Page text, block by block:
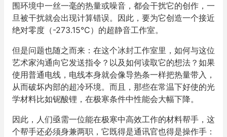
围环境中一丝一毫的热量或噪音，都会干扰它的创作，一
旦被干扰就会出现计算错误。因此，要为它创造一个接近
绝对零度（-273.15°C）的超静音工作室。
但是问题也随之而来：在这个冰封工作室里，如何与这位
艺术家沟通向它发送指令？以及如何读取它的想法？如果
使用普通电线，电线本身就会像导热条一样把热量带入，
从而破坏内部的超冷环境。而且，那些在常温下好使的光
学材料比如铌酸锂，在极寒条件中性能会大幅下降。
因此，人们亟需一位能在极寒中高效工作的材料帮手，这
个帮手还必须身兼两职，它既得是通讯官也得是操作手：